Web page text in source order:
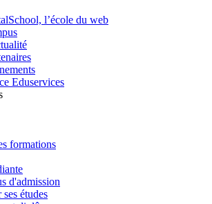
l’école du web
Eduservices
formations
d'admission
études